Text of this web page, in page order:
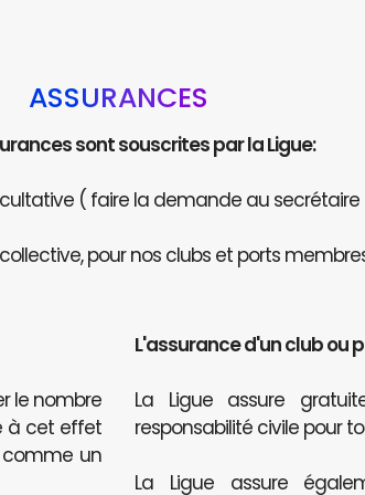
ASSURANCES
sont souscrites par la Ligue:
( faire la demande au
pour nos clubs et ports
le nombre
à cet effet
un
L'assurance d'un club ou
La Ligue assure
responsabilité civile pour
La Ligue assure